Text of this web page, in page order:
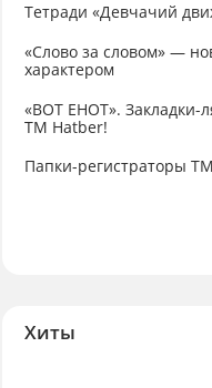
Тетради «Девчачий
«Слово за словом» —
характером
«ВОТ ЕНОТ». Закладки-
ТМ Hatber!
Папки-регистраторы
Хиты